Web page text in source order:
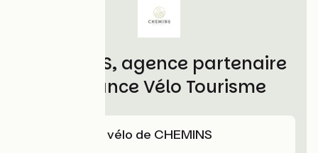
CHEMINS, agence partenaire
de France Vélo Tourisme
L'expertise vélo de CHEMINS